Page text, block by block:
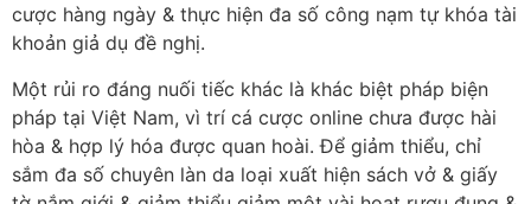
cược hàng ngày & thực hiện đa số công nạm tự khóa tài
khoản giả dụ đề nghị.
Một rủi ro đáng nuối tiếc khác là khác biệt pháp biện
pháp tại Việt Nam, vì trí cá cược online chưa được hài
hòa & hợp lý hóa được quan hoài. Để giảm thiểu, chỉ
sắm đa số chuyên làn da loại xuất hiện sách vở & giấy